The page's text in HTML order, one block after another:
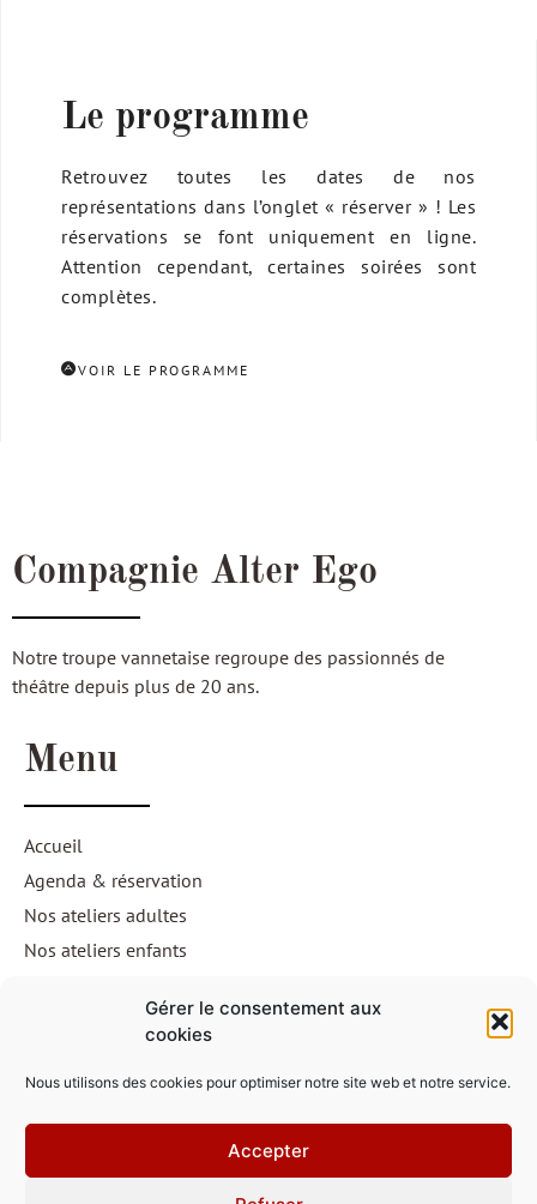
Gérer le consentement aux
cookies
Nous utilisons des cookies pour optimiser notre site web et notre service.
Accepter
Le programme
Retrouvez toutes les dates de nos
représentations dans l’onglet « réserver » ! Les
réservations se font uniquement en ligne.
Attention cependant, certaines soirées sont
complètes.
VOIR LE PROGRAMME
Compagnie Alter Ego
Notre troupe vannetaise regroupe des passionnés de
théâtre depuis plus de 20 ans.
Menu
Accueil
Agenda & réservation
Nos ateliers adultes
Nos ateliers enfants
contact@compagniealterego.fr
Derrière la salle de sports Richemont,